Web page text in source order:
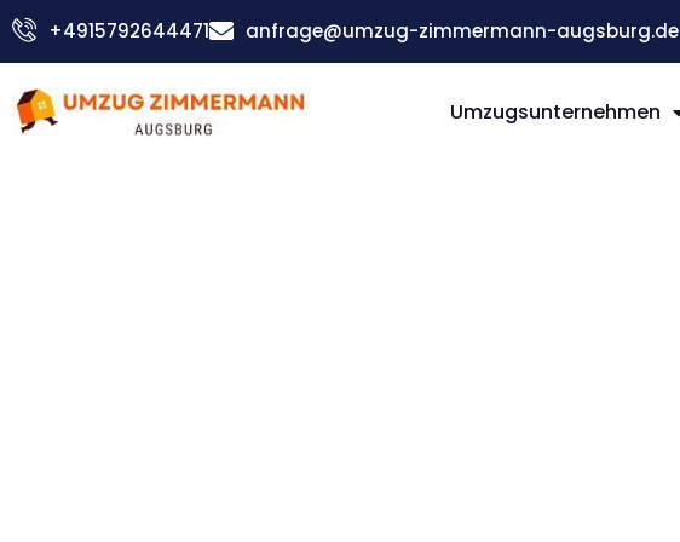
Zum
Inhalt
+4915792644471 anfrage@umzug-zimmermann-augsburg.de
Umzugsunternehmen